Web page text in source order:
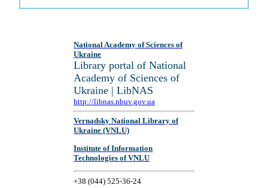
National Academy of Sciences of
Ukraine
Library portal of National
Academy of Sciences of
Ukraine | LibNAS
http://libnas.nbuv.gov.ua
Vernadsky National Library of
Ukraine (VNLU)
Institute of Information
Technologies of VNLU
+38 (044) 525-36-24